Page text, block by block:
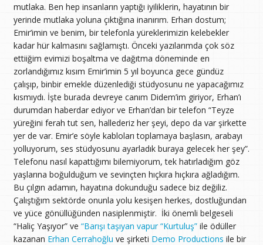
mutlaka. Ben hep insanların yaptığı iyiliklerin, hayatının bir
yerinde mutlaka yoluna çıktığına inanırım. Erhan dostum;
Emir’imin ve benim, bir telefonla yüreklerimizin kelebekler
kadar hür kalmasını sağlamıştı. Önceki yazılarımda çok söz
ettiiğim evimizi boşaltma ve dağıtma döneminde en
zorlandığımız kısım Emir’imin 5 yıl boyunca gece gündüz
çalışıp, binbir emekle düzenlediği stüdyosunu ne yapacağımız
kısmıydı. İşte burada devreye canım Didem’im giriyor, Erhan’ı
durumdan haberdar ediyor ve Erhan’dan bir telefon “Teyze
yüreğini ferah tut sen, hallederiz her şeyi, depo da var şirkette
yer de var. Emir’e söyle kabloları toplamaya başlasın, arabayı
yolluyorum, ses stüdyosunu ayarladık buraya gelecek her şey”.
Telefonu nasıl kapattığımı bilemiyorum, tek hatırladığım göz
yaşlarına boğulduğum ve sevinçten hıçkıra hıçkıra ağladığım.
Bu çılgın adamın, hayatına dokunduğu sadece biz değiliz.
Çalıştığım sektörde onunla yolu kesişen herkes, dostluğundan
ve yüce gönüllüğünden nasiplenmiştir. İki önemli belgeseli
“Haliç Yaşıyor” ve “Barışı taşıyan vapur “Kurtuluş”ile ödüller
kazanan Erhan Cerrahoğlu ve şirketi Demo Productions ile bir